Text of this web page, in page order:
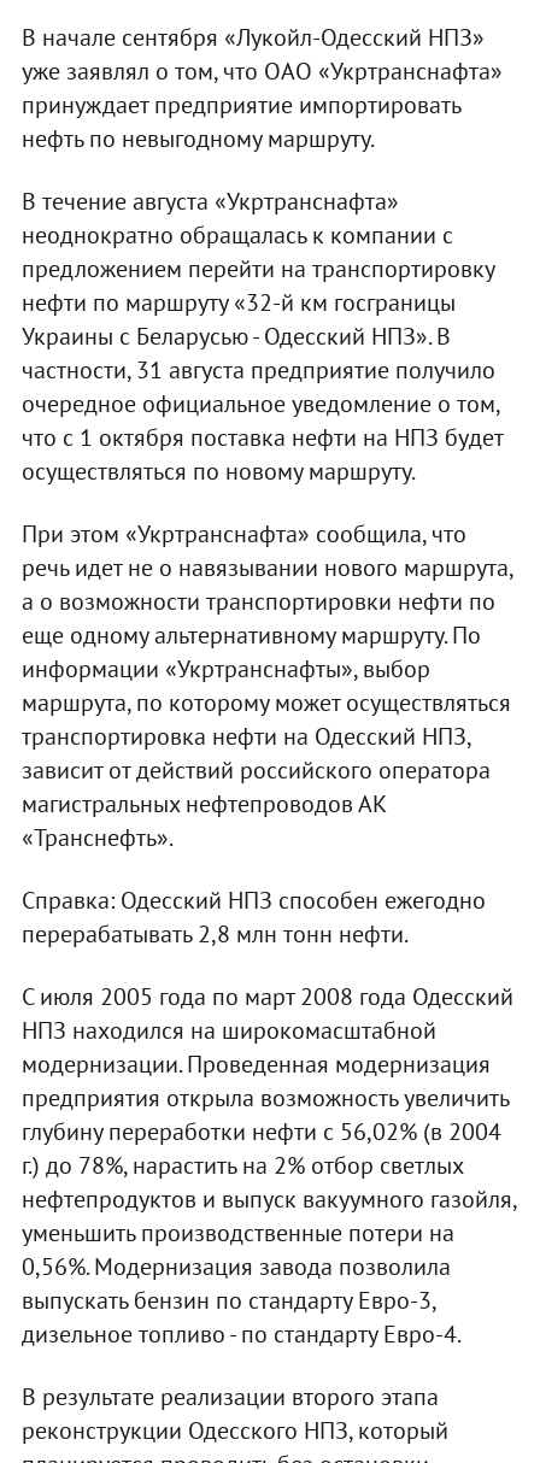
В начале сентября «Лукойл-Одесский НПЗ»
уже заявлял о том, что ОАО «Укртранснафта»
принуждает предприятие импортировать
нефть по невыгодному маршруту.
В течение августа «Укртранснафта»
неоднократно обращалась к компании с
предложением перейти на транспортировку
нефти по маршруту «32-й км госграницы
Украины с Беларусью - Одесский НПЗ». В
частности, 31 августа предприятие получило
очередное официальное уведомление о том,
что с 1 октября поставка нефти на НПЗ будет
осуществляться по новому маршруту.
При этом «Укртранснафта» сообщила, что
речь идет не о навязывании нового маршрута,
а о возможности транспортировки нефти по
еще одному альтернативному маршруту. По
информации «Укртранснафты», выбор
маршрута, по которому может осуществляться
транспортировка нефти на Одесский НПЗ,
зависит от действий российского оператора
магистральных нефтепроводов АК
«Транснефть».
Справка: Одесский НПЗ способен ежегодно
перерабатывать 2,8 млн тонн нефти.
С июля 2005 года по март 2008 года Одесский
НПЗ находился на широкомасштабной
модернизации. Проведенная модернизация
предприятия открыла возможность увеличить
глубину переработки нефти с 56,02% (в 2004
г.) до 78%, нарастить на 2% отбор светлых
нефтепродуктов и выпуск вакуумного газойля,
уменьшить производственные потери на
0,56%. Модернизация завода позволила
выпускать бензин по стандарту Евро-3,
дизельное топливо - по стандарту Евро-4.
В результате реализации второго этапа
реконструкции Одесского НПЗ, который